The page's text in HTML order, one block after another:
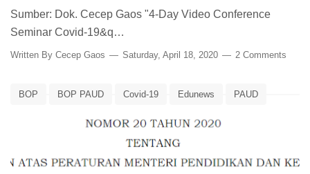
Sumber: Dok. Cecep Gaos "4-Day Video Conference
Seminar Covid-19&q…
Written By Cecep Gaos Saturday, April 18, 2020 2 Comments
BOP BOP PAUD Covid-19 Edunews PAUD
Permendikbud Nomor 20 Tahun 2020